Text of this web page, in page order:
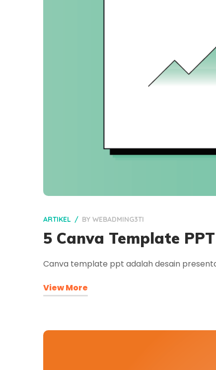
ARTIKEL BY WEBADMING3TI
5 Canva Template
Canva template ppt adalah desain
View More